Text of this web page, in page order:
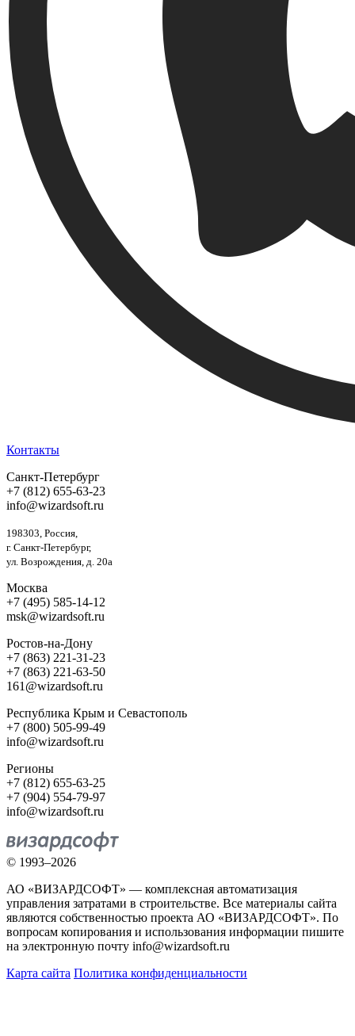
Контакты
Санкт-Петербург
+7 (812) 655-63-23
info@wizardsoft.ru
198303, Россия,
г. Санкт-Петербург,
ул. Возрождения, д. 20а
Москва
+7 (495) 585-14-12
msk@wizardsoft.ru
Ростов-на-Дону
+7 (863) 221-31-23
+7 (863) 221-63-50
161@wizardsoft.ru
Республика Крым и Севастополь
+7 (800) 505-99-49
info@wizardsoft.ru
Регионы
+7 (812) 655-63-25
+7 (904) 554-79-97
info@wizardsoft.ru
© 1993–2026
АО «ВИЗАРДСОФТ» — комплексная автоматизация
управления затратами в строительстве. Все материалы сайта
являются собственностью проекта АО «ВИЗАРДСОФТ». По
вопросам копирования и использования информации пишите
на электронную почту info@wizardsoft.ru
Карта сайта Политика конфиденциальности